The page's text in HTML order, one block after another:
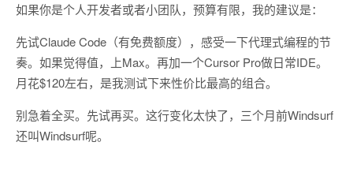
如果你是个人开发者或者小团队，预算有限，我的建议是：
先试Claude Code（有免费额度），感受一下代理式编程的节
奏。如果觉得值，上Max。再加一个Cursor Pro做日常IDE。
月花$120左右，是我测试下来性价比最高的组合。
别急着全买。先试再买。这行变化太快了，三个月前Windsurf
还叫Windsurf呢。